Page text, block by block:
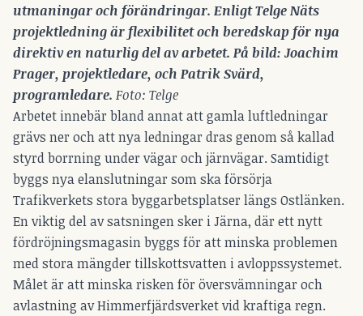
utmaningar och förändringar. Enligt Telge Näts
projektledning är flexibilitet och beredskap för nya
direktiv en naturlig del av arbetet. På bild: Joachim
Prager, projektledare, och Patrik Svärd,
programledare. Foto: Telge
Arbetet innebär bland annat att gamla luftledningar
grävs ner och att nya ledningar dras genom så kallad
styrd borrning under vägar och järnvägar. Samtidigt
byggs nya elanslutningar som ska försörja
Trafikverkets stora byggarbetsplatser längs Ostlänken.
En viktig del av satsningen sker i Järna, där ett nytt
fördröjningsmagasin byggs för att minska problemen
med stora mängder tillskottsvatten i avloppssystemet.
Målet är att minska risken för översvämningar och
avlastning av Himmerfjärdsverket vid kraftiga regn.